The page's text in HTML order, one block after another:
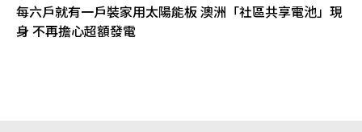
每六戶就有一戶裝家用太陽能板 澳洲「社區共享電池」現
身 不再擔心超額發電